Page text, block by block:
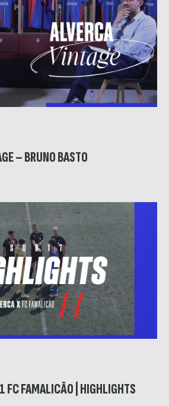
– BRUNO BASTO
FC FAMALICÃO | HIGHLIGHTS